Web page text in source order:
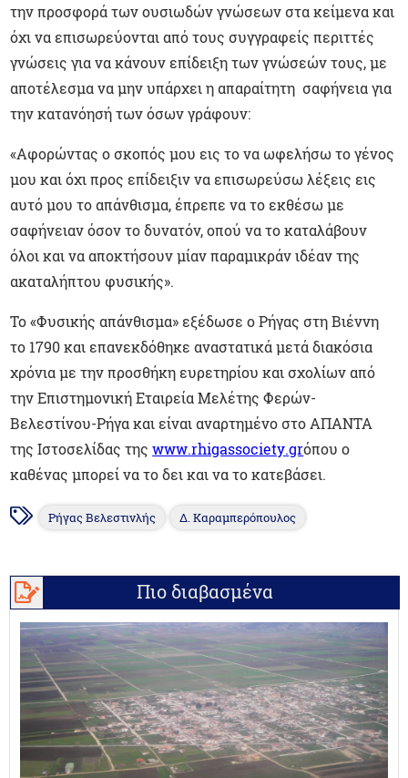
την προσφορά των ουσιωδών γνώσεων στα κείμενα και
όχι να επισωρεύονται από τους συγγραφείς περιττές
γνώσεις για να κάνουν επίδειξη των γνώσεών τους, με
αποτέλεσμα να μην υπάρχει η απαραίτητη σαφήνεια για
την κατανόησή των όσων γράφουν:
«Αφορώντας ο σκοπός μου εις το να ωφελήσω το γένος
μου και όχι προς επίδειξιν να επισωρεύσω λέξεις εις
αυτό μου το απάνθισμα, έπρεπε να το εκθέσω με
σαφήνειαν όσον το δυνατόν, οπού να το καταλάβουν
όλοι και να αποκτήσουν μίαν παραμικράν ιδέαν της
ακαταλήπτου φυσικής».
Το «Φυσικής απάνθισμα» εξέδωσε ο Ρήγας στη Βιέννη
το 1790 και επανεκδόθηκε αναστατικά μετά διακόσια
χρόνια με την προσθήκη ευρετηρίου και σχολίων από
την Επιστημονική Εταιρεία Μελέτης Φερών-
Βελεστίνου-Ρήγα και είναι αναρτημένο στο ΑΠΑΝΤΑ
της Ιστοσελίδας τηςwww.rhigassociety.grόπου ο
καθένας μπορεί να το δει και να το κατεβάσει.
Ρήγας Βελεστινλής Δ. Καραμπερόπουλος
Πιο διαβασμένα